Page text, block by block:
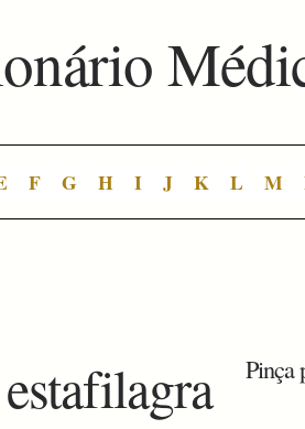
F G H I J K L M
estafilagra Pinça